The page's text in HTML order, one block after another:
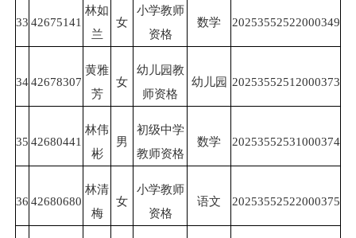
33 42675141
林如
兰
女
小学教师
资格
数学 20253552522000349
3442678307
黄雅
芳
女
幼儿园教
师资格
幼儿园 20253552512000373
35 42680441
林伟
彬
男
初级中学
教师资格
数学 20253552531000374
36 42680680
林清
梅
女
小学教师
资格
语文 20253552522000375